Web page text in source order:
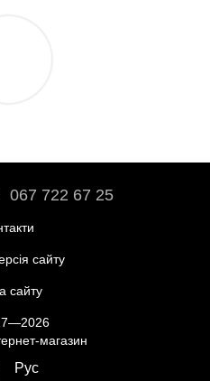
067 722 67 25
сайту
сайту
магазин
Рус